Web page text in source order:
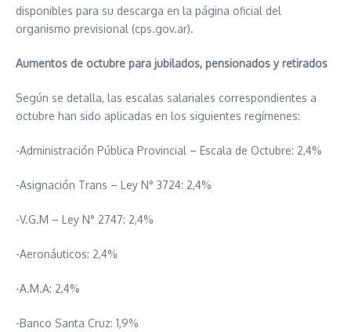
disponibles para su descarga en la página oficial del
organismo previsional (cps.gov.ar).
Aumentos de octubre para jubilados, pensionados y retirados
Según se detalla, las escalas salariales correspondientes a
octubre han sido aplicadas en los siguientes regímenes:
-Administración Pública Provincial – Escala de Octubre: 2,4%
-Asignación Trans – Ley N° 3724: 2,4%
-V.G.M – Ley N° 2747: 2,4%
-Aeronáuticos: 2,4%
-A.M.A: 2,4%
-Banco Santa Cruz: 1,9%